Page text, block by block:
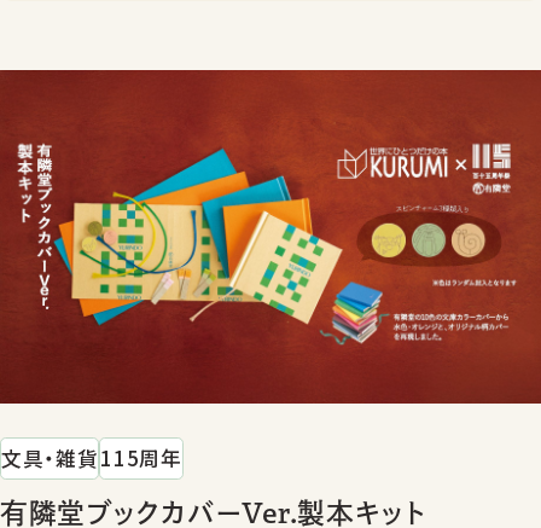
文具・雑貨115周年
有隣堂ブックカバーVer.製本キット